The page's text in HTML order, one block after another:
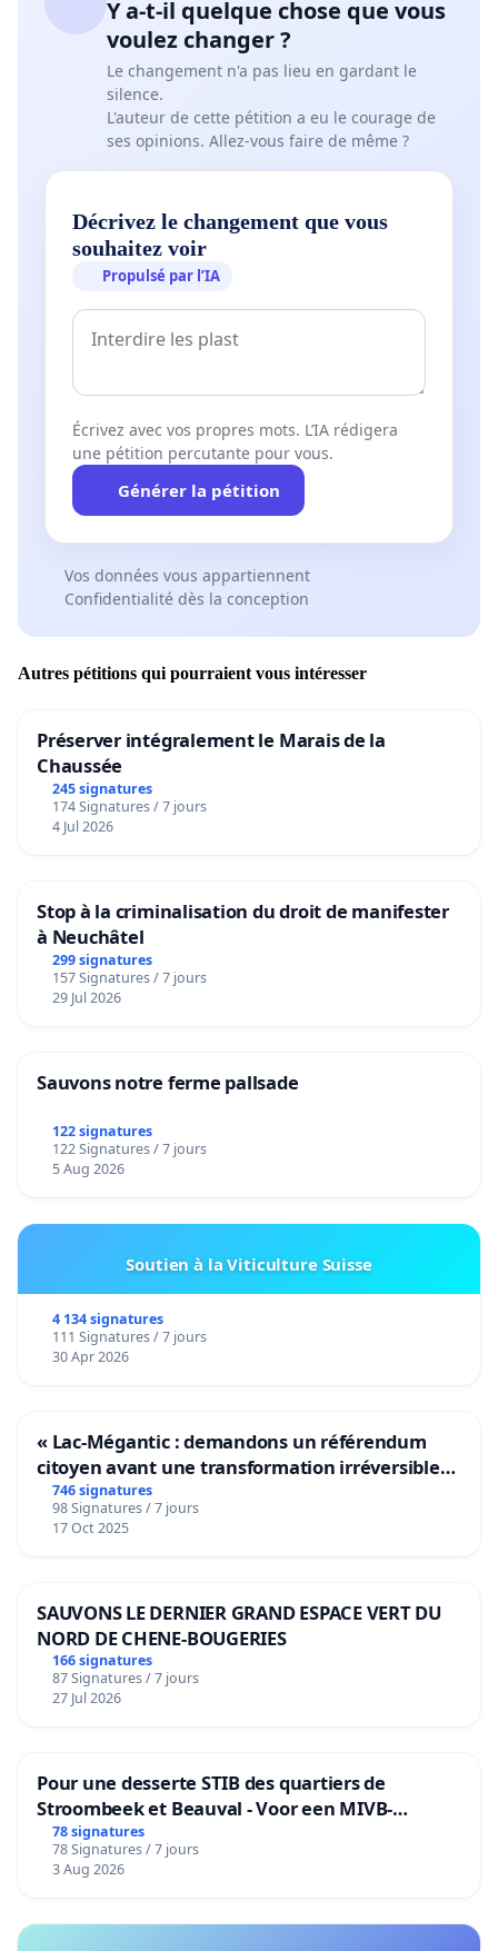
Y a-t-il quelque chose que vous
voulez changer ?
Le changement n'a pas lieu en gardant le
silence.
L'auteur de cette pétition a eu le courage de
ses opinions. Allez-vous faire de même ?
Décrivez le changement que vous
souhaitez voir
Propulsé par l’IA
Écrivez avec vos propres mots. L’IA rédigera
une pétition percutante pour vous.
Générer la pétition
Vos données vous appartiennent
Confidentialité dès la conception
Autres pétitions qui pourraient vous intéresser
Préserver intégralement le Marais de la
Chaussée
245 signatures
174 Signatures / 7 jours
4 Jul 2026
Stop à la criminalisation du droit de manifester
à Neuchâtel
299 signatures
157 Signatures / 7 jours
29 Jul 2026
Sauvons notre ferme pallsade
122 signatures
122 Signatures / 7 jours
5 Aug 2026
Soutien à la Viticulture Suisse
4 134 signatures
111 Signatures / 7 jours
30 Apr 2026
« Lac-Mégantic : demandons un référendum
citoyen avant une transformation irréversible
de notre territoire »
746 signatures
98 Signatures / 7 jours
17 Oct 2025
SAUVONS LE DERNIER GRAND ESPACE VERT DU
NORD DE CHENE-BOUGERIES
166 signatures
87 Signatures / 7 jours
27 Jul 2026
Pour une desserte STIB des quartiers de
Stroombeek et Beauval - Voor een MIVB-
bediening van de wijken Strombeek en Het
Voor
78 signatures
78 Signatures / 7 jours
3 Aug 2026